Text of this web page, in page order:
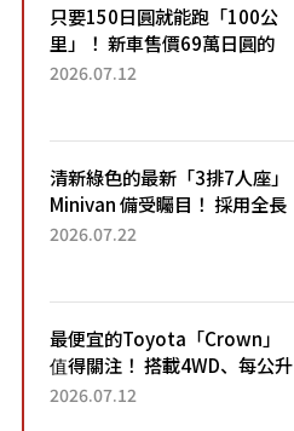
只要150日圓就能跑「100公
里」！ 新車售價69萬日圓的
「3人座」Trike大受歡迎！ 順
2026.07.12
清新綠色的最新「3排7人座」
Minivan 備受矚目！ 採用全長
4.7公尺剛剛好的車身尺寸與
2026.07.22
最便宜的Toyota「Crown」
值得關注！ 搭載4WD、每公升
22.4公里低油耗表現超亮眼！
2026.07.12